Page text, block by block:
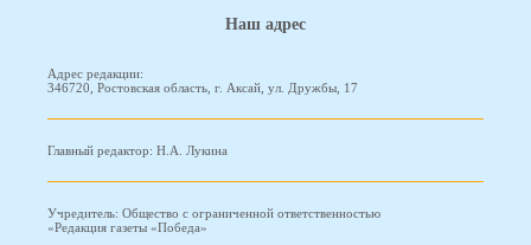
Наш адрес
Адрес редакции:
346720, Ростовская область, г. Аксай, ул. Дружбы, 17
Главный редактор: Н.А. Лукина
Учредитель: Общество с ограниченной ответственностью
«Редакция газеты «Победа»